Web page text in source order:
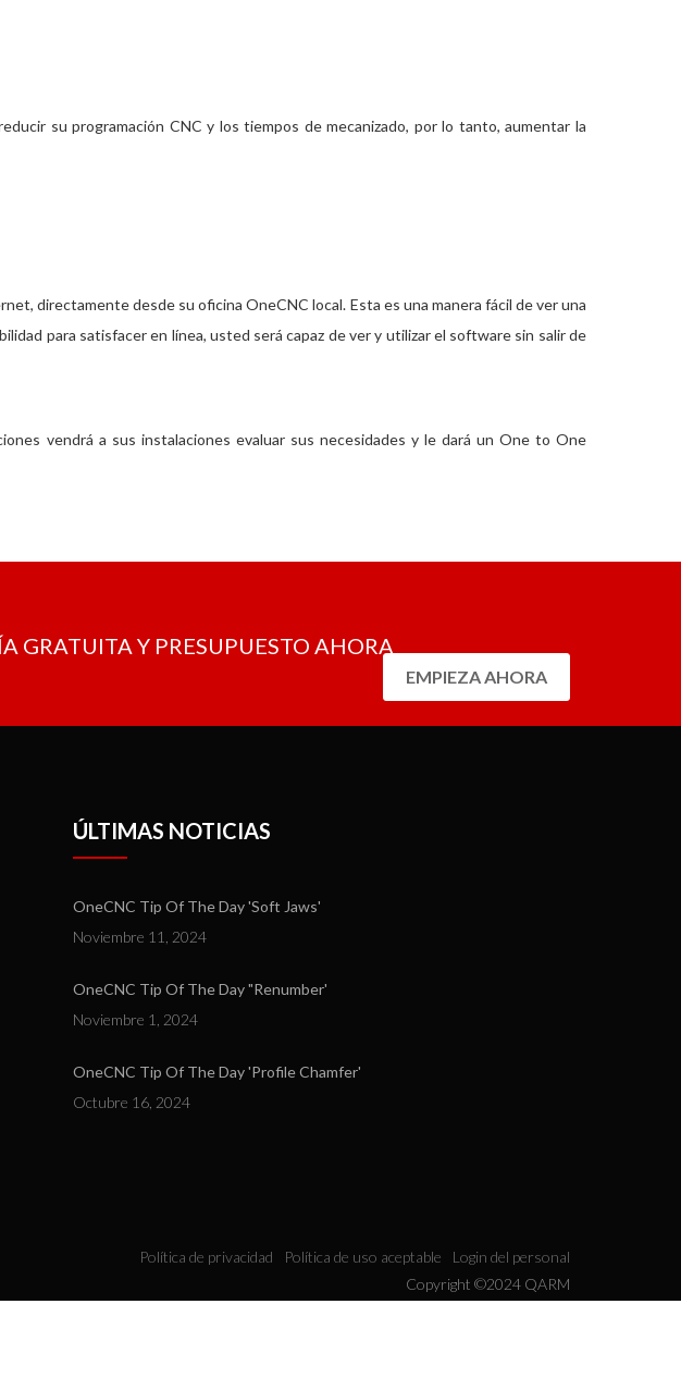
su programación CNC y los tiempos de mecanizado, por lo tanto, aumentar la
directamente desde su oficina OneCNC local. Esta es una manera fácil de ver una
para satisfacer en línea, usted será capaz de ver y utilizar el software sin salir de
vendrá a sus instalaciones evaluar sus necesidades y le dará un One to One
GRATUITA Y PRESUPUESTO AHORA
EMPIEZA AHORA
ÚLTIMAS NOTICIAS
OneCNC Tip Of The Day 'Soft Jaws'
Noviembre 11, 2024
OneCNC Tip Of The Day "Renumber'
Noviembre 1, 2024
OneCNC Tip Of The Day 'Profile Chamfer'
Octubre 16, 2024
Política de privacidad Política de uso aceptable
Login del personal
Copyright ©2024 QARM